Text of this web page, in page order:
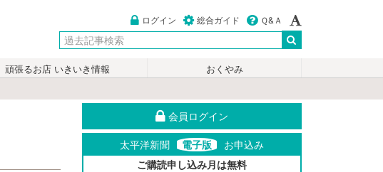
ログイン 総合ガイド Ｑ&Ａ
頑張るお店 いきいき情報
おくやみ
会員ログイン
太平洋新聞 電子版
お申込み
ご購読申し込み月は無料